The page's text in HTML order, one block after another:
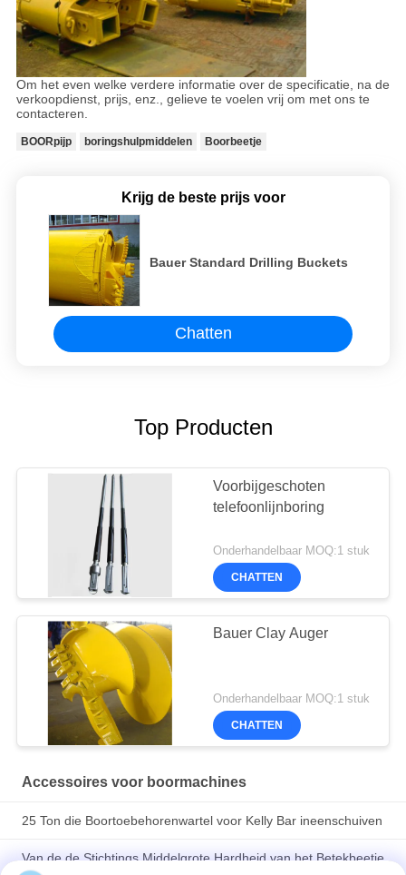
Om het even welke verdere informatie over de specificatie, na de
verkoopdienst, prijs, enz., gelieve te voelen vrij om met ons te
contacteren.
BOORpijp boringshulpmiddelen Boorbeetje
Krijg de beste prijs voor
Bauer Standard Drilling Buckets
Chatten
Top Producten
Voorbijgeschoten
telefoonlijnboring
Onderhandelbaar MOQ:1 stuk
CHATTEN
Bauer Clay Auger
Onderhandelbaar MOQ:1 stuk
CHATTEN
Accessoires voor boormachines
25 Ton die Boortoebehorenwartel voor Kelly Bar ineenschuiven
Van de de Stichtings Middelgrote Hardheid van het Betekbeetje
de Rots Booremmer om Oogst van de de Tanden de